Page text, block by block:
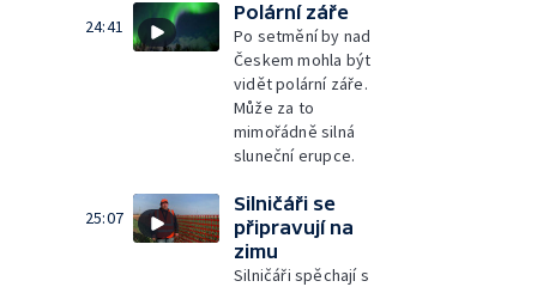
24:41
Polární záře
Po setmění by nad
Českem mohla být
vidět polární záře.
Může za to
mimořádně silná
sluneční erupce.
25:07
Silničáři se
připravují na
zimu
Silničáři spěchají s